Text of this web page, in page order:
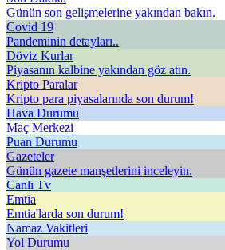
Günün son gelişmelerine yakından bakın.
Covid 19
Pandeminin detayları..
Döviz Kurlar
Piyasanın kalbine yakından göz atın.
Kripto Paralar
Kripto para piyasalarında son durum!
Hava Durumu
Maç Merkezi
Puan Durumu
Gazeteler
Günün gazete manşetlerini inceleyin.
Canlı Tv
Emtia
Emtia'larda son durum!
Namaz Vakitleri
Yol Durumu